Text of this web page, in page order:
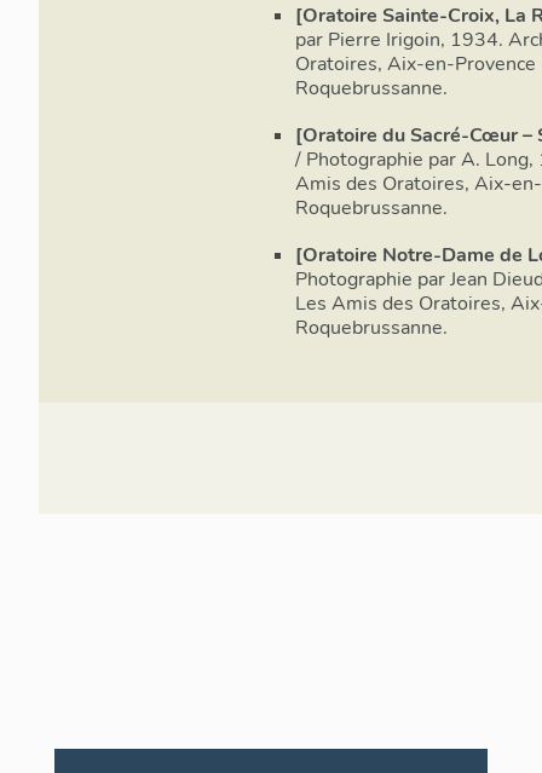
[Oratoire Sainte-Croix, La
par Pierre Irigoin, 1934.
Oratoires, Aix-en-Provence
Roquebrussanne.
[Oratoire du Sacré-Cœur –
/ Photographie par A.
Amis des Oratoires, Aix-
Roquebrussanne.
[Oratoire Notre-Dame de
Photographie par Jean
Les Amis des Oratoires,
Roquebrussanne.